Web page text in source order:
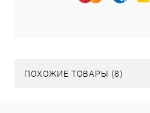
ПОХОЖИЕ ТОВАРЫ (8)